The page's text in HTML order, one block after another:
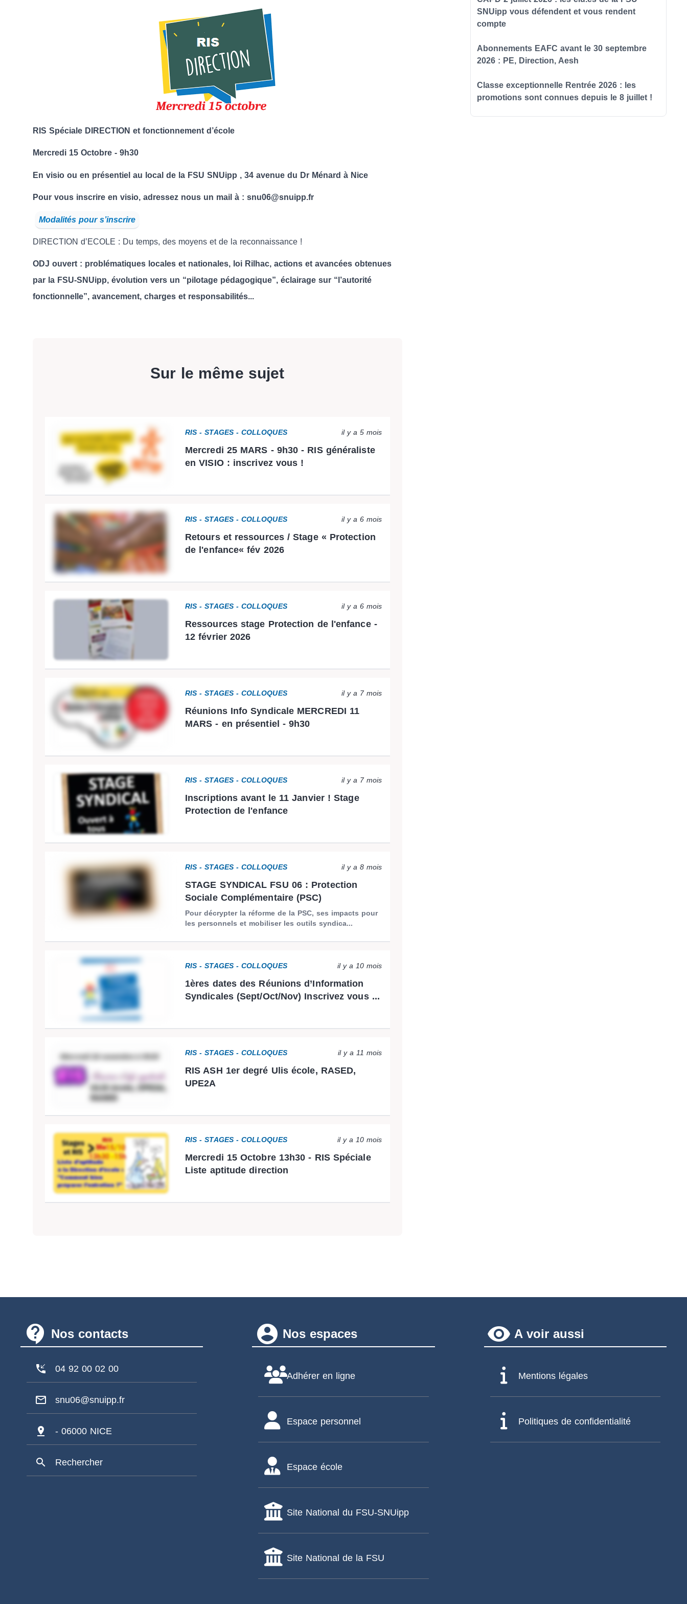
RIS Spéciale DIRECTION et fonctionnement d’école
Mercredi 15 Octobre - 9h30
En visio ou en présentiel au local de la FSU SNUipp , 34 avenue du Dr Ménard à Nice
Pour vous inscrire en visio, adressez nous un mail à : snu06@snuipp.fr
Modalités pour s’inscrire
DIRECTION d’ECOLE : Du temps, des moyens et de la reconnaissance !
ODJ ouvert : problématiques locales et nationales, loi Rilhac, actions et avancées obtenues
par la FSU-SNUipp, évolution vers un “pilotage pédagogique”, éclairage sur “l’autorité
fonctionnelle”, avancement, charges et responsabilités...
Sur le même sujet
RIS - STAGES - COLLOQUES il y a 5 mois
Mercredi 25 MARS - 9h30 - RIS généraliste
en VISIO : inscrivez vous !
RIS - STAGES - COLLOQUES il y a 6 mois
Retours et ressources / Stage « Protection
de l'enfance« fév 2026
RIS - STAGES - COLLOQUES il y a 6 mois
Ressources stage Protection de l'enfance -
12 février 2026
RIS - STAGES - COLLOQUES il y a 7 mois
Réunions Info Syndicale MERCREDI 11
MARS - en présentiel - 9h30
RIS - STAGES - COLLOQUES il y a 7 mois
Inscriptions avant le 11 Janvier ! Stage
Protection de l'enfance
RIS - STAGES - COLLOQUES il y a 8 mois
STAGE SYNDICAL FSU 06 : Protection
Sociale Complémentaire (PSC)
Pour décrypter la réforme de la PSC, ses impacts pour
les personnels et mobiliser les outils syndica...
RIS - STAGES - COLLOQUES il y a 10 mois
1ères dates des Réunions d’Information
Syndicales (Sept/Oct/Nov) Inscrivez vous ...
RIS - STAGES - COLLOQUES il y a 11 mois
RIS ASH 1er degré Ulis école, RASED,
UPE2A
RIS - STAGES - COLLOQUES il y a 10 mois
Mercredi 15 Octobre 13h30 - RIS Spéciale
Liste aptitude direction
SNUipp vous défendent et vous rendent
compte
Abonnements EAFC avant le 30 septembre
2026 : PE, Direction, Aesh
Classe exceptionnelle Rentrée 2026 : les
promotions sont connues depuis le 8 juillet !
contact_support Nos contacts
phone_callback 04 92 00 02 00
mail_outline snu06@snuipp.fr
pin_drop - 06000 NICE
search Rechercher
account_circle Nos espaces
Adhérer en ligne
Espace personnel
Espace école
Site National du FSU-SNUipp
Site National de la FSU
remove_red_eye A voir aussi
Mentions légales
Politiques de confidentialité